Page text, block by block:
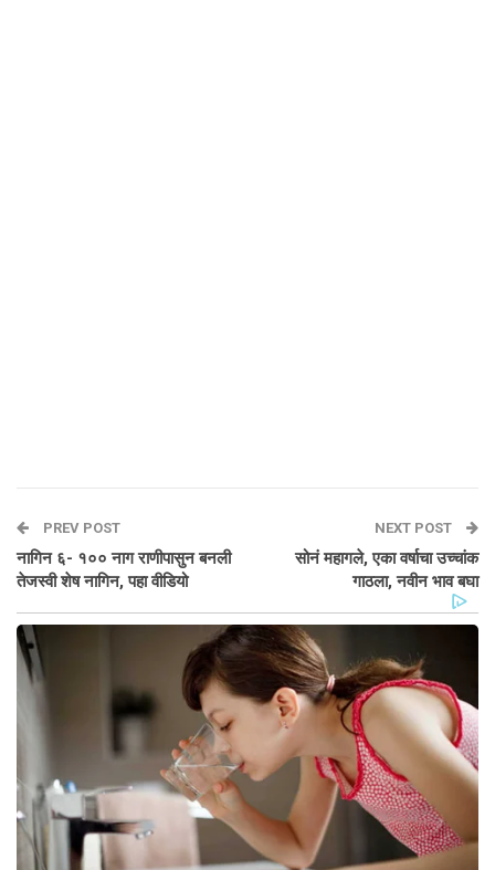
PREV POST
नागिन ६- १०० नाग राणीपासुन बनली
तेजस्वी शेष नागिन, पहा वीडियो
NEXT POST
सोनं महागले, एका वर्षाचा उच्चांक
गाठला, नवीन भाव बघा